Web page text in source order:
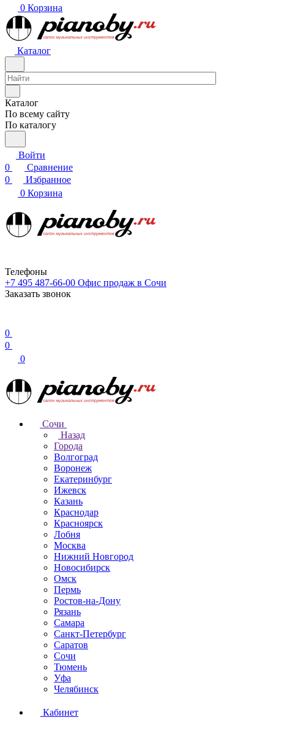
0 Корзина
Каталог
Каталог
По всему сайту
По каталогу
Войти
0
Сравнение
0
Избранное
0 Корзина
Телефоны
+7 495 487-66-00 Офис продаж в Сочи
Заказать звонок
0
0
0
Сочи
Назад
Города
Волгоград
Воронеж
Екатеринбург
Ижевск
Казань
Краснодар
Красноярск
Лобня
Москва
Нижний Новгород
Новосибирск
Омск
Пермь
Ростов-на-Дону
Рязань
Самара
Санкт-Петербург
Саратов
Сочи
Тюмень
Уфа
Челябинск
Кабинет